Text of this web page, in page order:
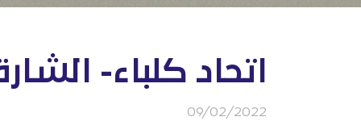
اتحاد كلباء-
09/02/2022